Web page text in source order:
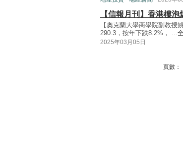
【信報月刊】香港樓泡
【奧克蘭大學商學院副教授
290.3，按年下跌8.2%， ...
2025年03月05日
頁數：